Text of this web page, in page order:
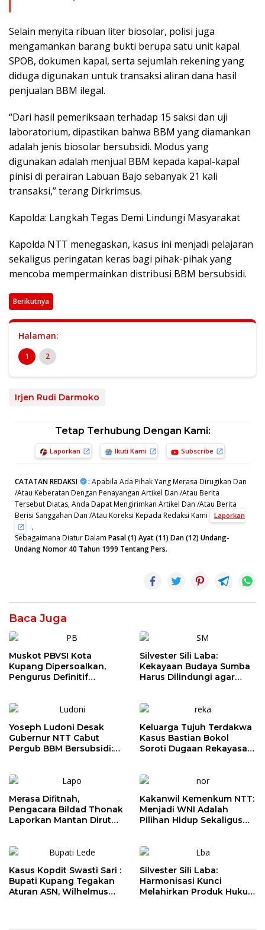
Selain menyita ribuan liter biosolar, polisi juga
mengamankan barang bukti berupa satu unit kapal
SPOB, dokumen kapal, serta sejumlah rekening yang
diduga digunakan untuk transaksi aliran dana hasil
penjualan BBM ilegal.
“Dari hasil pemeriksaan terhadap 15 saksi dan uji
laboratorium, dipastikan bahwa BBM yang diamankan
adalah jenis biosolar bersubsidi. Modus yang
digunakan adalah menjual BBM kepada kapal-kapal
pinisi di perairan Labuan Bajo sebanyak 21 kali
transaksi,” terang Dirkrimsus.
Kapolda: Langkah Tegas Demi Lindungi Masyarakat
Kapolda NTT menegaskan, kasus ini menjadi pelajaran
sekaligus peringatan keras bagi pihak-pihak yang
mencoba mempermainkan distribusi BBM bersubsidi.
Berikutnya
Halaman:
1 2
Irjen Rudi Darmoko
Tetap Terhubung Dengan Kami:
Laporkan Ikuti Kami Subscribe
CATATAN REDAKSI : Apabila Ada Pihak Yang Merasa Dirugikan Dan
/Atau Keberatan Dengan Penayangan Artikel Dan /Atau Berita
Tersebut Diatas, Anda Dapat Mengirimkan Artikel Dan /Atau Berita
Berisi Sanggahan Dan /Atau Koreksi Kepada Redaksi Kami
Laporkan
,
Sebagaimana Diatur Dalam Pasal (1) Ayat (11) Dan (12) Undang-
Undang Nomor 40 Tahun 1999 Tentang Pers.
Baca Juga
Muskot PBVSI Kota
Kupang Dipersoalkan,
Pengurus Definitif
Silvester Sili Laba:
Kekayaan Budaya Sumba
Harus Dilindungi agar
Yoseph Ludoni Desak
Gubernur NTT Cabut
Pergub BBM Bersubsidi:
Keluarga Tujuh Terdakwa
Kasus Bastian Bokol
Soroti Dugaan Rekayasa
Merasa Difitnah,
Pengacara Bildad Thonak
Laporkan Mantan Dirut
Kakanwil Kemenkum NTT:
Menjadi WNI Adalah
Pilihan Hidup Sekaligus
Kasus Kopdit Swasti Sari :
Bupati Kupang Tegakan
Aturan ASN, Wilhelmus
Silvester Sili Laba:
Harmonisasi Kunci
Melahirkan Produk Hukum